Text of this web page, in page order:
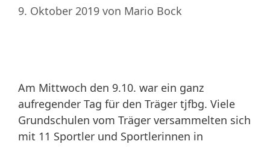
9. Oktober 2019 von Mario Bock
Am Mittwoch den 9.10. war ein ganz
aufregender Tag für den Träger tjfbg. Viele
Grundschulen vom Träger versammelten sich
mit 11 Sportler und Sportlerinnen in